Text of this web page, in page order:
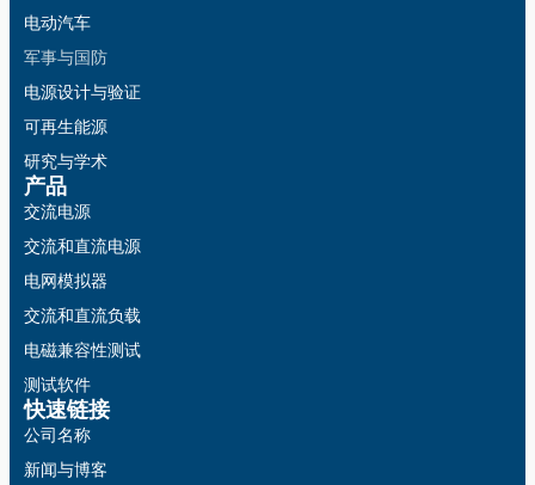
电动汽车
军事与国防
电源设计与验证
可再生能源
研究与学术
产品
交流电源
交流和直流电源
电网模拟器
交流和直流负载
电磁兼容性测试
测试软件
快速链接
公司名称
新闻与博客